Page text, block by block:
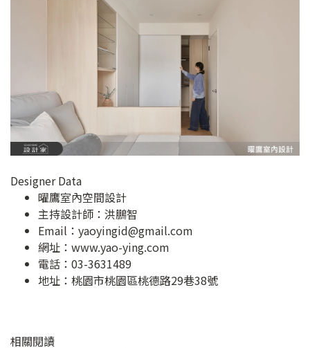
Designer Data
曜鷹室內空間設計
主持設計師：洪鵬智
Email： yaoyingid@gmail.com
網址： www.yao-ying.com
電話：03-3631489
地址： 桃園市桃園區桃德路29巷38號
相關閱讀